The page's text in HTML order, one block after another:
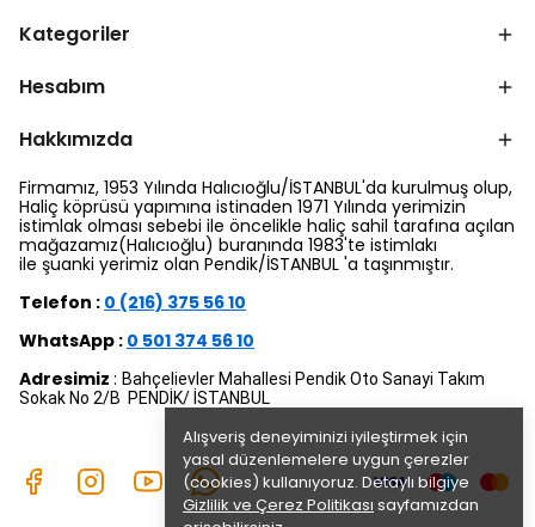
Alışveriş deneyiminizi iyileştirmek için
yasal düzenlemelere uygun çerezler
(cookies) kullanıyoruz. Detaylı bilgiye
Gizlilik ve Çerez Politikası sayfamızdan
Kategoriler
Hesabım
Hakkımızda
Firmamız, 1953 Yılında Halıcıoğlu/İSTANBUL'da kurulmuş olup,
Haliç köprüsü yapımına istinaden 1971 Yılında yerimizin
istimlak olması sebebi ile öncelikle haliç sahil tarafına açılan
mağazamız(Halıcıoğlu) buranında 1983'te istimlakı
ile şuanki yerimiz olan Pendik/İSTANBUL 'a taşınmıştır.
Telefon : 0 (216) 375 56 10
WhatsApp : 0 501 374 56 10
Adresimiz : Bahçelievler Mahallesi Pendik Oto Sanayi Takım
Sokak No 2/B PENDİK/ İSTANBUL